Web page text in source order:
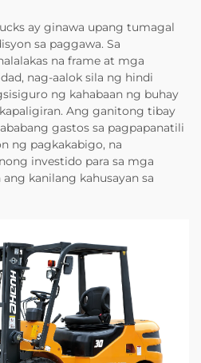
ay ginawa upang tumagal
sa paggawa. Sa
na frame at mga
nag-aalok sila ng hindi
ng kahabaan ng buhay
Ang ganitong tibay
gastos sa pagpapanatili
ng pagkakabigo, na
investido para sa mga
kanilang kahusayan sa